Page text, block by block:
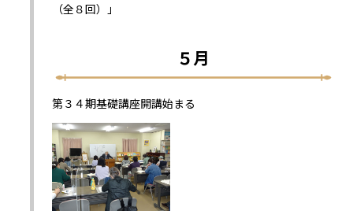
（全８回）」
５月
第３４期基礎講座開講始まる